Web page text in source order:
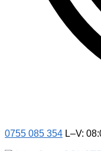
0755 085 354 L–V: